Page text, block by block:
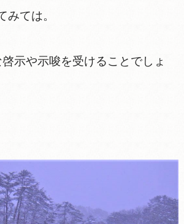
みては。
示や示唆を受けることでしょ